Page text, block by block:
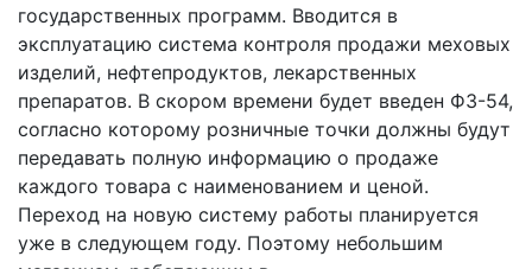
государственных программ. Вводится в
эксплуатацию система контроля продажи меховых
изделий, нефтепродуктов, лекарственных
препаратов. В скором времени будет введен ФЗ-54,
согласно которому розничные точки должны будут
передавать полную информацию о продаже
каждого товара с наименованием и ценой.
Переход на новую систему работы планируется
уже в следующем году. Поэтому небольшим